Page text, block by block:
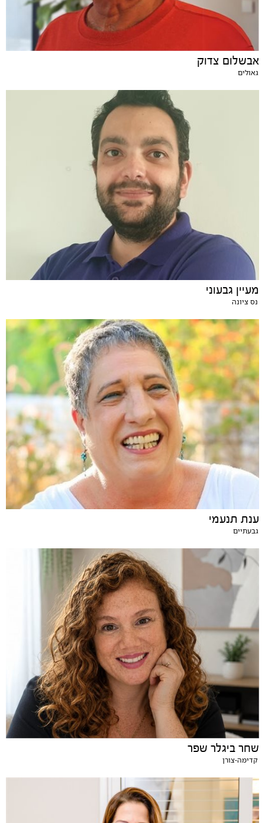
אבשלום צדוק
גאולים
מעיין גבעוני
נס ציונה
ענת תנעמי
גבעתיים
שחר ביגלר שפר
קדימה-צורן